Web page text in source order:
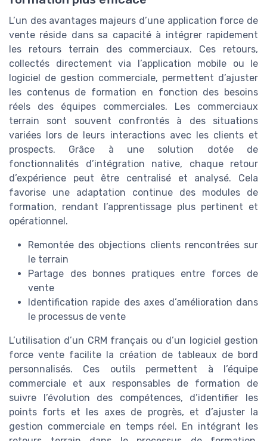
L’un des avantages majeurs d’une application force de
vente réside dans sa capacité à intégrer rapidement
les retours terrain des commerciaux. Ces retours,
collectés directement via l’application mobile ou le
logiciel de gestion commerciale, permettent d’ajuster
les contenus de formation en fonction des besoins
réels des équipes commerciales. Les commerciaux
terrain sont souvent confrontés à des situations
variées lors de leurs interactions avec les clients et
prospects. Grâce à une solution dotée de
fonctionnalités d’intégration native, chaque retour
d’expérience peut être centralisé et analysé. Cela
favorise une adaptation continue des modules de
formation, rendant l’apprentissage plus pertinent et
opérationnel.
Remontée des objections clients rencontrées sur
le terrain
Partage des bonnes pratiques entre forces de
vente
Identification rapide des axes d’amélioration dans
le processus de vente
L’utilisation d’un CRM français ou d’un logiciel gestion
force vente facilite la création de tableaux de bord
personnalisés. Ces outils permettent à l’équipe
commerciale et aux responsables de formation de
suivre l’évolution des compétences, d’identifier les
points forts et les axes de progrès, et d’ajuster la
gestion commerciale en temps réel. En intégrant les